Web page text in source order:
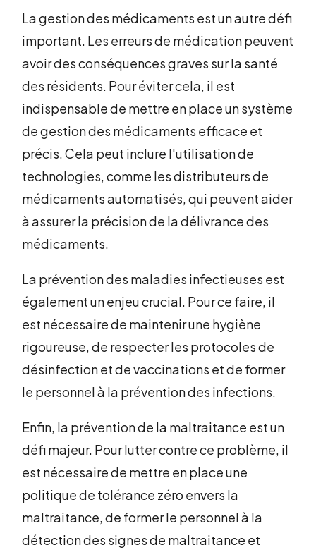
La gestion des médicaments est un autre défi
important. Les erreurs de médication peuvent
avoir des conséquences graves sur la santé
des résidents. Pour éviter cela, il est
indispensable de mettre en place un système
de gestion des médicaments efficace et
précis. Cela peut inclure l'utilisation de
technologies, comme les distributeurs de
médicaments automatisés, qui peuvent aider
à assurer la précision de la délivrance des
médicaments.
La prévention des maladies infectieuses est
également un enjeu crucial. Pour ce faire, il
est nécessaire de maintenir une hygiène
rigoureuse, de respecter les protocoles de
désinfection et de vaccinations et de former
le personnel à la prévention des infections.
Enfin, la prévention de la maltraitance est un
défi majeur. Pour lutter contre ce problème, il
est nécessaire de mettre en place une
politique de tolérance zéro envers la
maltraitance, de former le personnel à la
détection des signes de maltraitance et